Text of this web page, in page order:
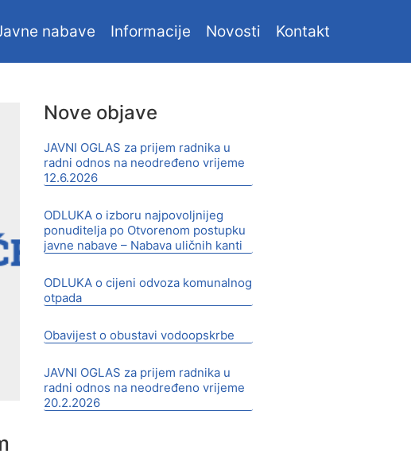
nabave Informacije Novosti Kontakt
Nove objave
JAVNI OGLAS za prijem radnika u
radni odnos na neodređeno vrijeme
12.6.2026
ODLUKA o izboru najpovoljnijeg
ponuditelja po Otvorenom postupku
javne nabave – Nabava uličnih kanti
ODLUKA o cijeni odvoza komunalnog
otpada
Obavijest o obustavi vodoopskrbe
JAVNI OGLAS za prijem radnika u
radni odnos na neodređeno vrijeme
20.2.2026